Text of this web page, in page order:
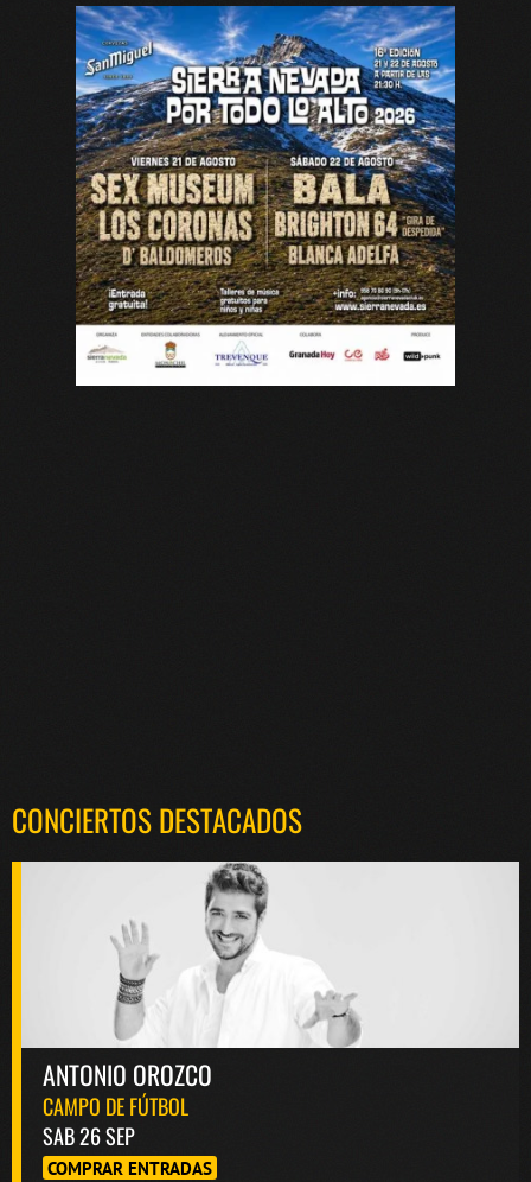
CONCIERTOS DESTACADOS
ANTONIO OROZCO
CAMPO DE FÚTBOL
SAB 26 SEP
COMPRAR ENTRADAS